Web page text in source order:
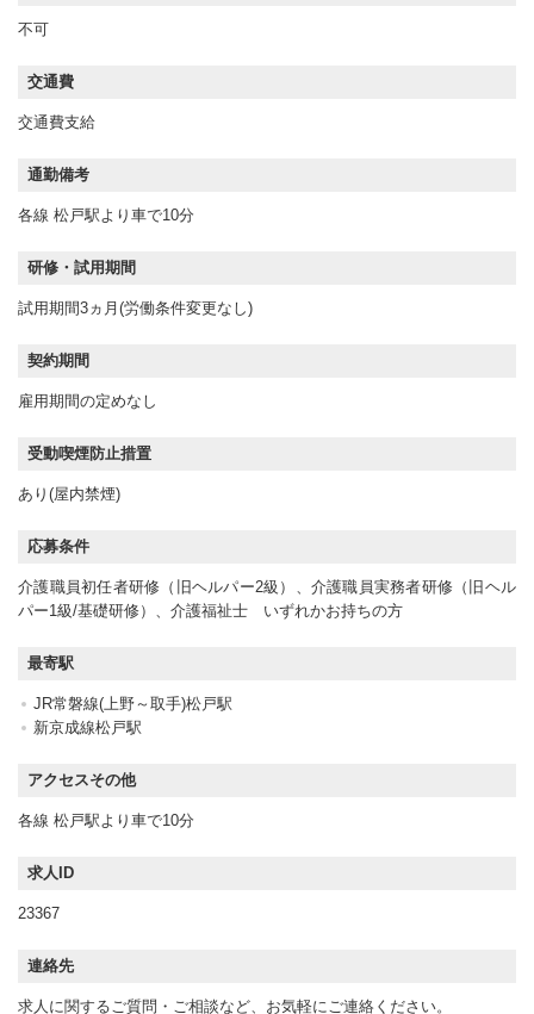
不可
交通費
交通費支給
通勤備考
各線 松戸駅より車で10分
研修・試用期間
試用期間3ヵ月(労働条件変更なし)
契約期間
雇用期間の定めなし
受動喫煙防止措置
あり(屋内禁煙)
応募条件
介護職員初任者研修（旧ヘルパー2級）、介護職員実務者研修（旧ヘル
パー1級/基礎研修）、介護福祉士 いずれかお持ちの方
最寄駅
JR常磐線(上野～取手)松戸駅
新京成線松戸駅
アクセスその他
各線 松戸駅より車で10分
求人ID
23367
連絡先
求人に関するご質問・ご相談など、お気軽にご連絡ください。